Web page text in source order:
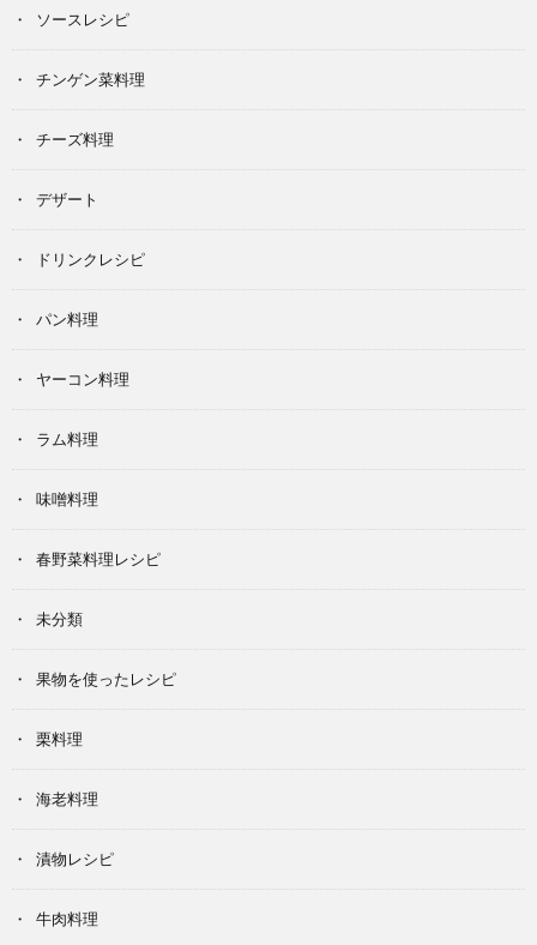
ソースレシピ
チンゲン菜料理
チーズ料理
デザート
ドリンクレシピ
パン料理
ヤーコン料理
ラム料理
味噌料理
春野菜料理レシピ
未分類
果物を使ったレシピ
栗料理
海老料理
漬物レシピ
牛肉料理